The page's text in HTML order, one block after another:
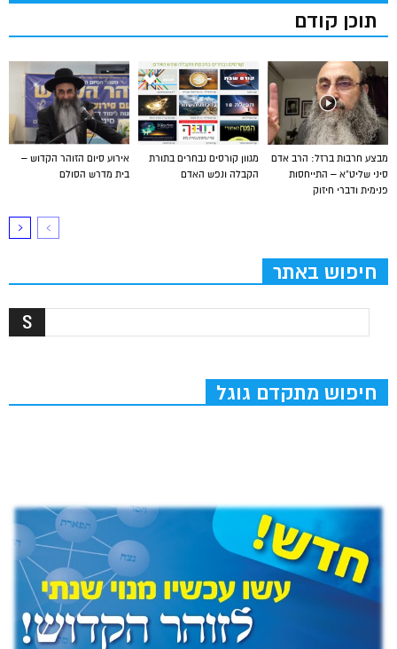
תוכן קודם
אירוע סיום הזוהר הקדוש –
בית מדרש הסולם
מגוון קורסים נבחרים בתורת
הקבלה ונפש האדם
מבצע חרבות ברזל: הרב אדם
סיני שליט”א – התייחסות
פנימית ודברי חיזוק
חיפוש באתר
חיפוש מתקדם גוגל